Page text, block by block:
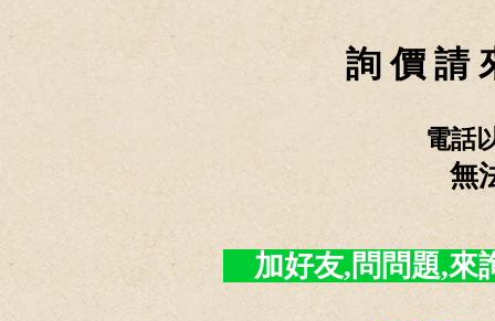
詢 價 請
電話
無
加好友,問問題,來